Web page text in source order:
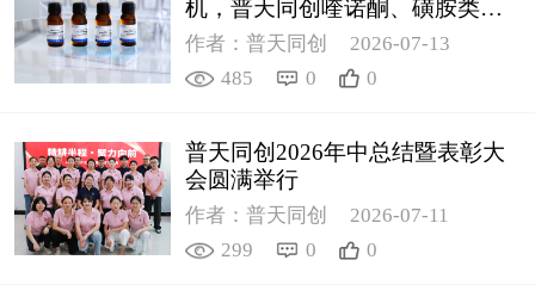
机，普天同创喹诺酮、磺胺类质
控新品筑牢环境安全防线
作者：普天同创
2026-07-13
485
0 0
普天同创2026年中总结暨表彰大
会圆满举行
作者：普天同创
2026-07-11
299
0 0